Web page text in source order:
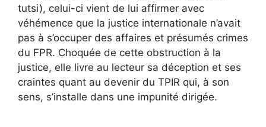
tutsi), celui-ci vient de lui affirmer avec
véhémence que la justice internationale n’avait
pas à s’occuper des affaires et présumés crimes
du FPR. Choquée de cette obstruction à la
justice, elle livre au lecteur sa déception et ses
craintes quant au devenir du TPIR qui, à son
sens, s’installe dans une impunité dirigée.